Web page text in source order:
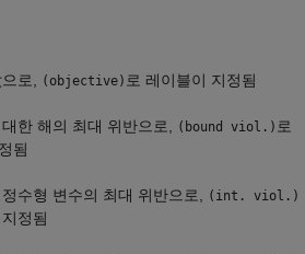
로, (objective) 로 레이블이 지정됨
한 해의 최대 위반으로, (bound viol.) 로
됨
수형 변수의 최대 위반으로, (int. viol.)
정됨